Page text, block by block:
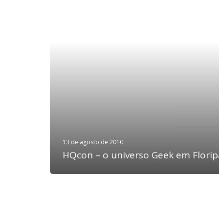
13 de agosto de 2010
HQcon – o universo Geek em